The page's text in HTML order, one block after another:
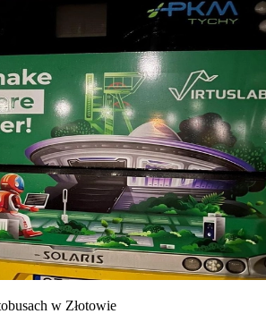
w Złotowie